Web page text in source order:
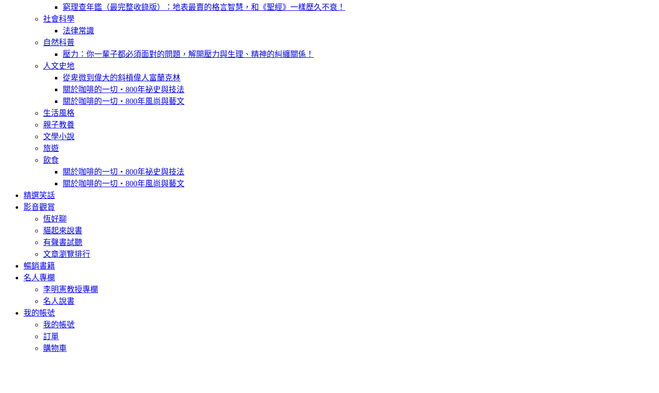
窮理查年鑑（最完整收錄版）：地表最賣的格言智慧，和《聖經》一樣歷久不衰！
社會科學
法律常識
自然科普
壓力：你一輩子都必須面對的問題，解開壓力與生理、精神的糾纏關係！
人文史地
從卑微到偉大的斜槓偉人富蘭克林
關於咖啡的一切‧800年祕史與技法
關於咖啡的一切‧800年風尚與藝文
生活風格
親子教養
文學小說
旅遊
飲食
關於咖啡的一切‧800年祕史與技法
關於咖啡的一切‧800年風尚與藝文
精選笑話
影音觀賞
恆好聊
貓起來說書
有聲書試聽
文章瀏覽排行
暢銷書籍
名人專欄
李明憲教授專欄
名人說書
我的帳號
我的帳號
訂單
購物車